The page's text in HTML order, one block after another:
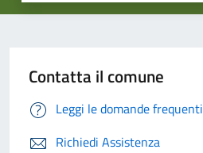
Contatta il comune
Leggi le domande frequenti
Richiedi Assistenza